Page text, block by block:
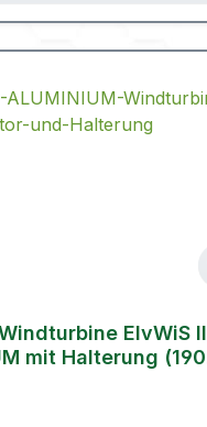
ElvWiS II
mit Halterung (190